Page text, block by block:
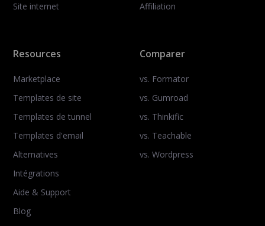
Site internet
Affiliation
Resources
Marketplace
Templates de site
Templates de tunnel
Templates d'email
Alternatives
Intégrations
Aide & Support
Blog
Comparer
vs. Formator
vs. Gumroad
vs. Thinkific
vs. Teachable
vs. Wordpress